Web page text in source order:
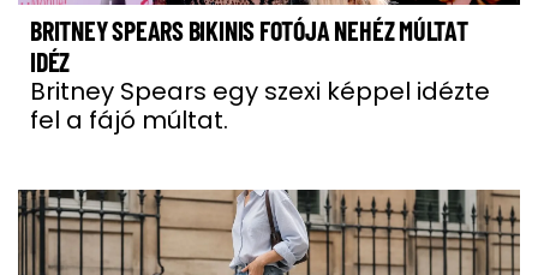
BRITNEY SPEARS BIKINIS FOTÓJA NEHÉZ MÚLTAT
IDÉZ
Britney Spears egy szexi képpel idézte
fel a fájó múltat.